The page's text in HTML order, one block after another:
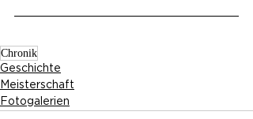
Chronik
Geschichte
Meisterschaft
Fotogalerien